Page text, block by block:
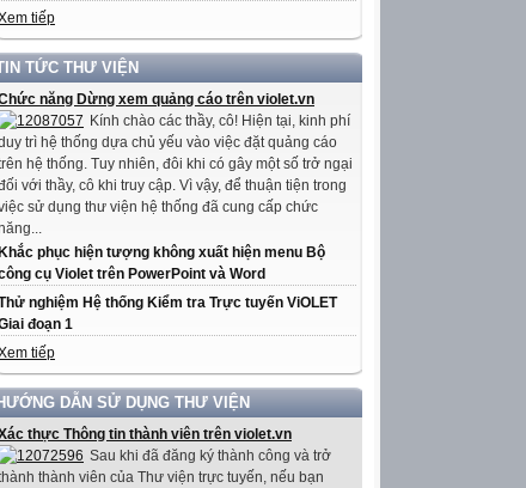
tiếp
TỨC THƯ VIỆN
năng Dừng xem quảng cáo trên violet.vn
Kính chào các thầy, cô! Hiện tại, kinh phí
trì hệ thống dựa chủ yếu vào việc đặt quảng cáo
hệ thống. Tuy nhiên, đôi khi có gây một số trở ngại
với thầy, cô khi truy cập. Vì vậy, để thuận tiện trong
sử dụng thư viện hệ thống đã cung cấp chức
Khắc phục hiện tượng không xuất hiện menu Bộ
cụ Violet trên PowerPoint và Word
nghiệm Hệ thống Kiểm tra Trực tuyến ViOLET
đoạn 1
tiếp
DẪN SỬ DỤNG THƯ VIỆN
thực Thông tin thành viên trên violet.vn
Sau khi đã đăng ký thành công và trở
thành viên của Thư viện trực tuyến, nếu bạn